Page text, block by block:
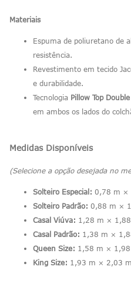
Materiais
Espuma de poliuretano de
resistência.
Revestimento em tecido
e durabilidade.
Tecnologia Pillow Top
em ambos os lados do
Medidas Disponíveis
(Selecione a opção desejada no
Solteiro Especial: 0,78 m ×
Solteiro Padrão: 0,88 m ×
Casal Viúva: 1,28 m ×
Casal Padrão: 1,38 m ×
Queen Size: 1,58 m ×
King Size: 1,93 m × 2,03 m